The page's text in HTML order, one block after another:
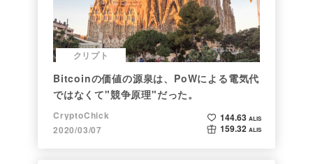
クリプト
Bitcoinの価値の源泉は、PoWによる電気代
ではなくて"競争原理"だった。
CryptoChick
2020/03/07
144.63 ALIS
159.32 ALIS